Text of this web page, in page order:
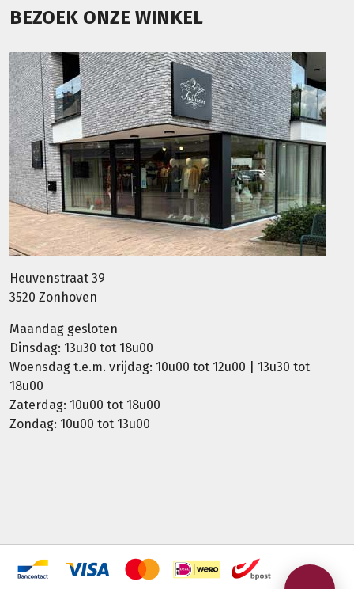
BEZOEK ONZE WINKEL
Heuvenstraat 39
3520 Zonhoven
Maandag gesloten
Dinsdag: 13u30 tot 18u00
Woensdag t.e.m. vrijdag: 10u00 tot 12u00 | 13u30 tot
18u00
Zaterdag: 10u00 tot 18u00
Zondag: 10u00 tot 13u00